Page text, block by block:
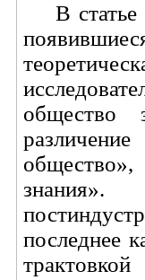
В
общество
последнее